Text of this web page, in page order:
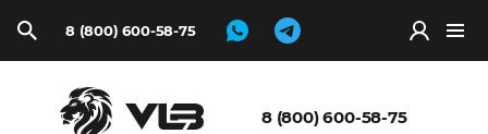
8 (800) 600-58-75
8 (800) 600-58-75
Запросить
расчёт